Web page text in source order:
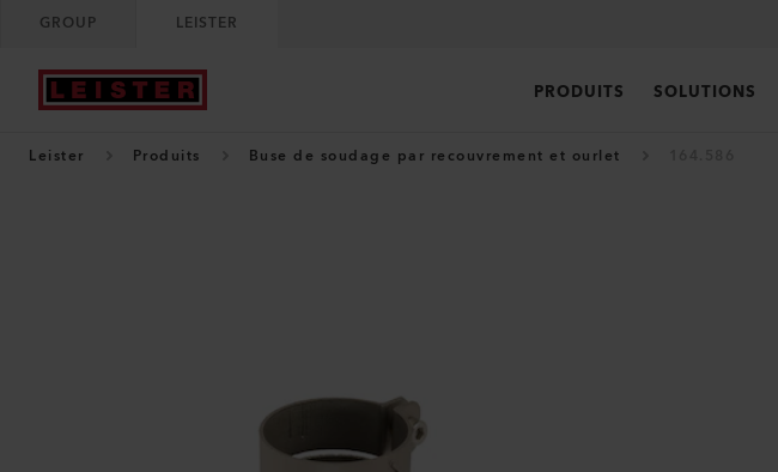
GROUP LEISTER
PRODUITS SOLUTIONS
Leister Produits Buse de soudage par recouvrement et ourlet